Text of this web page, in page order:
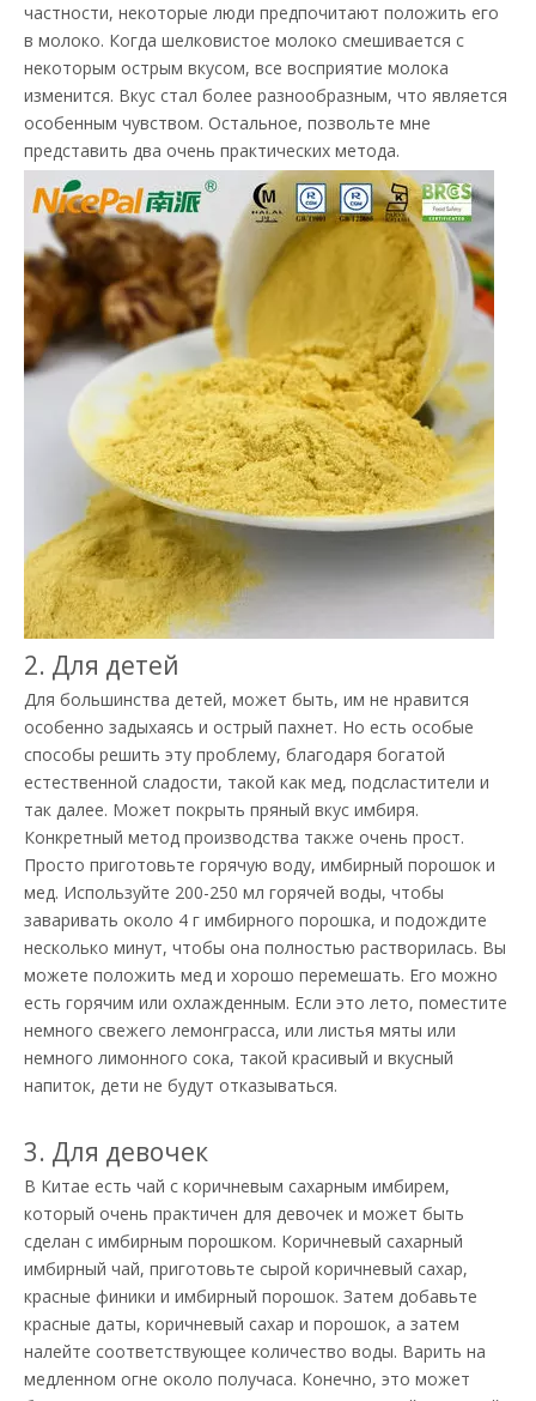
частности, некоторые люди предпочитают положить его
в молоко. Когда шелковистое молоко смешивается с
некоторым острым вкусом, все восприятие молока
изменится. Вкус стал более разнообразным, что является
особенным чувством. Остальное, позвольте мне
представить два очень практических метода.
2. Для детей
Для большинства детей, может быть, им не нравится
особенно задыхаясь и острый пахнет. Но есть особые
способы решить эту проблему, благодаря богатой
естественной сладости, такой как мед, подсластители и
так далее. Может покрыть пряный вкус имбиря.
Конкретный метод производства также очень прост.
Просто приготовьте горячую воду, имбирный порошок и
мед. Используйте 200-250 мл горячей воды, чтобы
заваривать около 4 г имбирного порошка, и подождите
несколько минут, чтобы она полностью растворилась. Вы
можете положить мед и хорошо перемешать. Его можно
есть горячим или охлажденным. Если это лето, поместите
немного свежего лемонграсса, или листья мяты или
немного лимонного сока, такой красивый и вкусный
напиток, дети не будут отказываться.
3. Для девочек
В Китае есть чай с коричневым сахарным имбирем,
который очень практичен для девочек и может быть
сделан с имбирным порошком. Коричневый сахарный
имбирный чай, приготовьте сырой коричневый сахар,
красные финики и имбирный порошок. Затем добавьте
красные даты, коричневый сахар и порошок, а затем
налейте соответствующее количество воды. Варить на
медленном огне около получаса. Конечно, это может